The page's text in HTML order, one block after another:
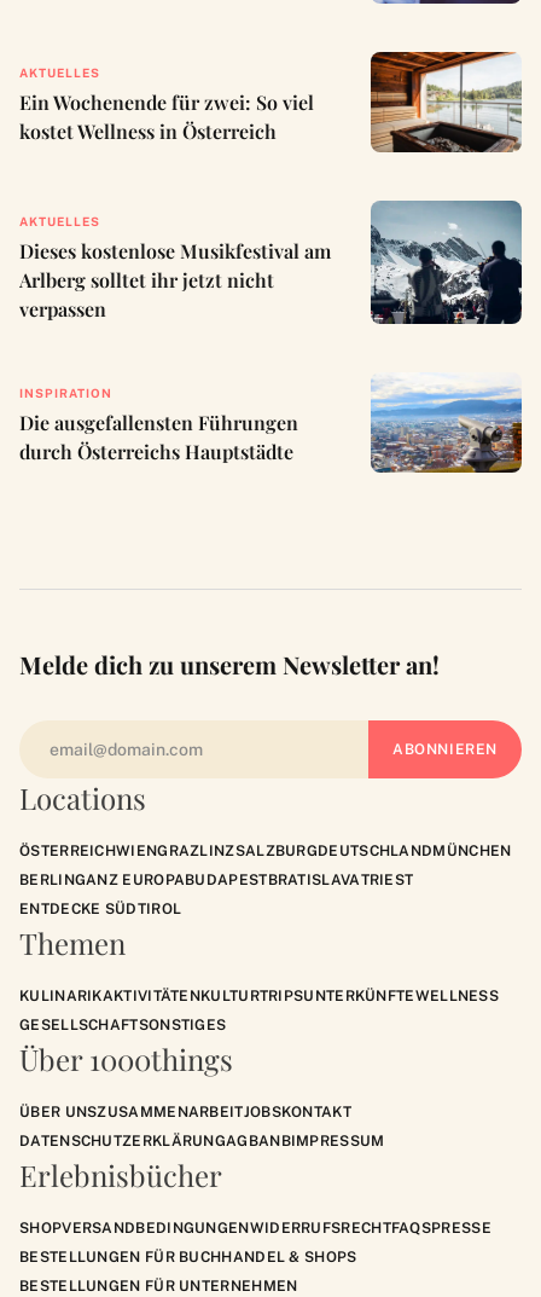
AKTUELLES
Ein Wochenende für zwei: So viel
kostet Wellness in Österreich
AKTUELLES
Dieses kostenlose Musikfestival am
Arlberg solltet ihr jetzt nicht
verpassen
INSPIRATION
Die ausgefallensten Führungen
durch Österreichs Hauptstädte
Locations
ÖSTERREICHWIENGRAZLINZSALZBURGDEUTSCHLANDMÜNCHEN
BERLINGANZ EUROPABUDAPESTBRATISLAVATRIEST
ENTDECKE SÜDTIROL
Themen
KULINARIKAKTIVITÄTENKULTURTRIPSUNTERKÜNFTEWELLNESS
GESELLSCHAFTSONSTIGES
Über 1000things
ÜBER UNSZUSAMMENARBEITJOBSKONTAKT
DATENSCHUTZERKLÄRUNGAGBANBIMPRESSUM
Erlebnisbücher
SHOPVERSANDBEDINGUNGENWIDERRUFSRECHTFAQSPRESSE
BESTELLUNGEN FÜR BUCHHANDEL & SHOPS
BESTELLUNGEN FÜR UNTERNEHMEN
Melde dich zu unserem Newsletter an!